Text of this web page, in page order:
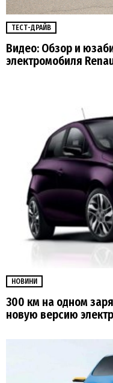
ТЕСТ-ДРАЙВ
Видео: Обзор и
электромобиля
НОВИНИ
300 км на одном
новую версию